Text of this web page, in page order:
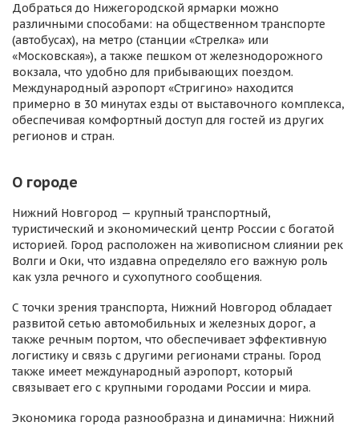
Добраться до Нижегородской ярмарки можно
различными способами: на общественном транспорте
(автобусах), на метро (станции «Стрелка» или
«Московская»), а также пешком от железнодорожного
вокзала, что удобно для прибывающих поездом.
Международный аэропорт «Стригино» находится
примерно в 30 минутах езды от выставочного комплекса,
обеспечивая комфортный доступ для гостей из других
регионов и стран.
О городе
Нижний Новгород — крупный транспортный,
туристический и экономический центр России с богатой
историей. Город расположен на живописном слиянии рек
Волги и Оки, что издавна определяло его важную роль
как узла речного и сухопутного сообщения.
С точки зрения транспорта, Нижний Новгород обладает
развитой сетью автомобильных и железных дорог, а
также речным портом, что обеспечивает эффективную
логистику и связь с другими регионами страны. Город
также имеет международный аэропорт, который
связывает его с крупными городами России и мира.
Экономика города разнообразна и динамична: Нижний